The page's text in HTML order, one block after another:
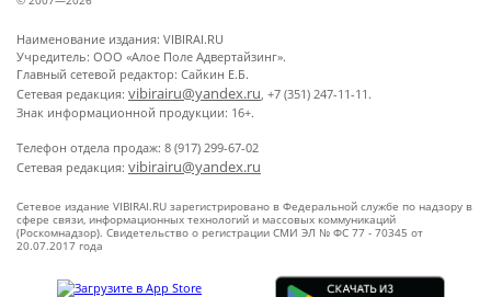
Наименование издания: VIBIRAI.RU
Учредитель: ООО «Алое Поле Адвертайзинг».
Главный сетевой редактор: Сайкин Е.Б.
Сетевая редакция: vibirairu@yandex.ru, +7 (351) 247-11-11.
Знак информационной продукции: 16+.
Телефон отдела продаж: 8 (917) 299-67-02
Сетевая редакция: vibirairu@yandex.ru
Сетевое издание VIBIRAI.RU зарегистрировано в Федеральной службе по надзору в
сфере связи, информационных технологий и массовых коммуникаций
(Роскомнадзор). Свидетельство о регистрации СМИ ЭЛ № ФС 77 - 70345 от
20.07.2017 года